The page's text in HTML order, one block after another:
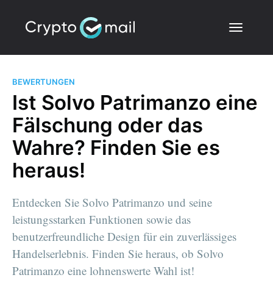
BEWERTUNGEN
Ist Solvo Patrimanzo eine
Fälschung oder das
Wahre? Finden Sie es
heraus!
Entdecken Sie Solvo Patrimanzo und seine
leistungsstarken Funktionen sowie das
benutzerfreundliche Design für ein zuverlässiges
Handelserlebnis. Finden Sie heraus, ob Solvo
Patrimanzo eine lohnenswerte Wahl ist!